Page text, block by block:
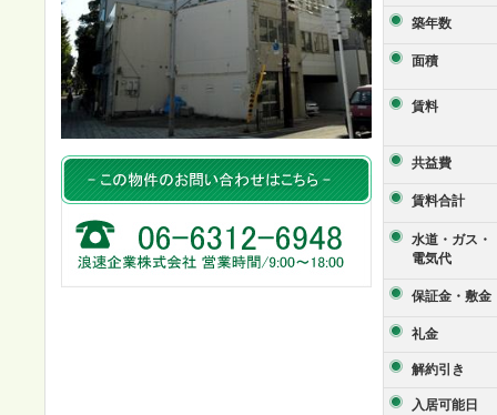
築年数
面積
賃料
共益費
賃料合計
水道・ガス・
電気代
保証金・敷金
礼金
解約引き
入居可能日